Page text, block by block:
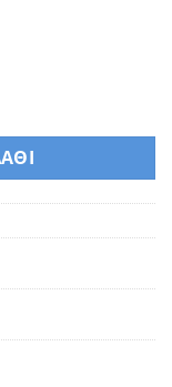
ποσότητα